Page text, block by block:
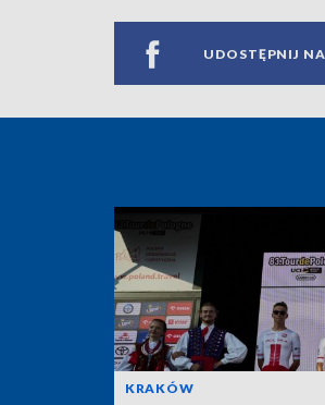
UDOSTĘPNIJ
KRAKÓW